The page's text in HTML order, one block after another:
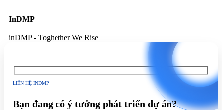
InDMP
inDMP - Toghether We Rise
LIÊN HỆ INDMP
Bạn đang có ý tưởng phát triển dự án?